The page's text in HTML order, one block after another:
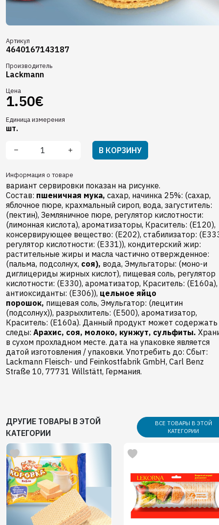
Артикул
4640167143187
Производитель
Lackmann
Цена
1.50€
Единица измерения
шт.
В КОРЗИНУ
Информация о товаре
вариант сервировки показан на рисунке.
Состав: пшеничная мука, сахар, начинка 25%: (сахар,
яблочное пюре, крахмальный сироп, вода, загуститель:
(пектин), Земляничное пюре, pегулятор кислотности:
(лимонная кислота), ароматизаторы, Краситель: (E120),
консервирующее вещество: (E202), cтабилизатор:
pегулятор кислотности: (E331)), кондитерский жир:
растительные жиры и масла частично отвержденное:
(пальма, подсолнух, соя), вода, Эмульгаторы: (моно-и
диглицериды жирных кислот), пищевая соль, pегулятор
кислотности: (E330), ароматизатор, Краситель: (E160a),
антиоксиданты: (E306)), цельное яйцо
порошок, пищевая соль, Эмульгатор: (лецитин
(подсолнух)), разрыхлитель: (E500), ароматизатор,
Краситель: (E160a). Данный продукт может содержать
следы: Арахис, соя, молоко, кунжут, сульфиты.
в сухом прохладном месте. дата на упаковке является
датой изготовления / упаковки. Употребить до: Сбыт:
Lackmann Fleisch- und Feinkostfabrik GmbH, Carl Benz
Straße 10, 77731 Willstätt, Германия.
ДРУГИЕ ТОВАРЫ В ЭТОЙ
КАТЕГОРИИ
ВСЕ ТОВАРЫ В ЭТОЙ
КАТЕГОРИИ